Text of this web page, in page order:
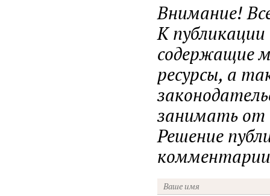
Внимание!
К
содержащие
ресурсы, а
занимать от
Решение